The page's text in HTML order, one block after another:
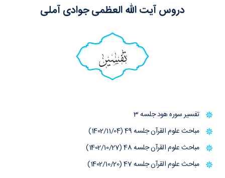
دروس آیت الله العظمی جوادی آملی
تفسیر
تفسیر سوره هود جلسه 3
مباحث علوم القرآن جلسه 49 (1402/11/04)
مباحث علوم القرآن جلسه 48 (1402/10/27)
مباحث علوم القرآن جلسه 47 (1402/10/20)